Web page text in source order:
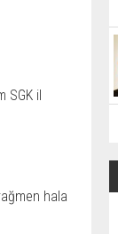
SGK il
hala